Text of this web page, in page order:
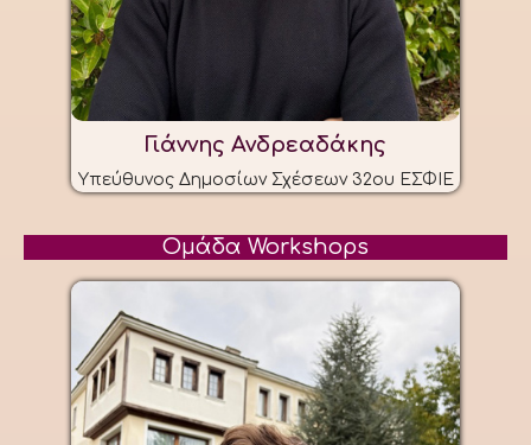
Γιάννης Ανδρεαδάκης
Υπεύθυνος Δημοσίων Σχέσεων 32ου ΕΣΦΙΕ
Ομάδα Workshops